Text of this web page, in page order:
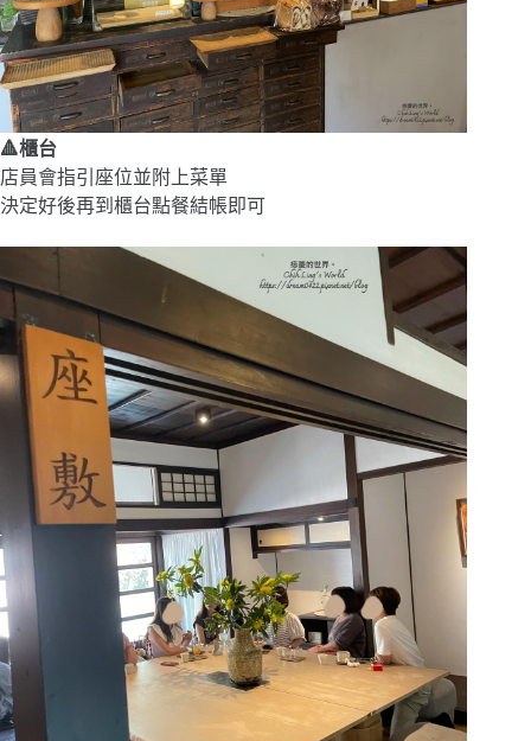
🔺櫃台
店員會指引座位並附上菜單
決定好後再到櫃台點餐結帳即可